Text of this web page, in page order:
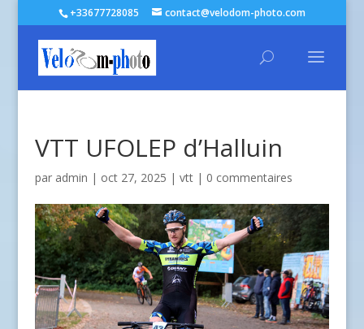
+33677728085 contact@velodom-photo.com
VTT UFOLEP d’Halluin
par admin | oct 27, 2025 | vtt| 0 commentaires